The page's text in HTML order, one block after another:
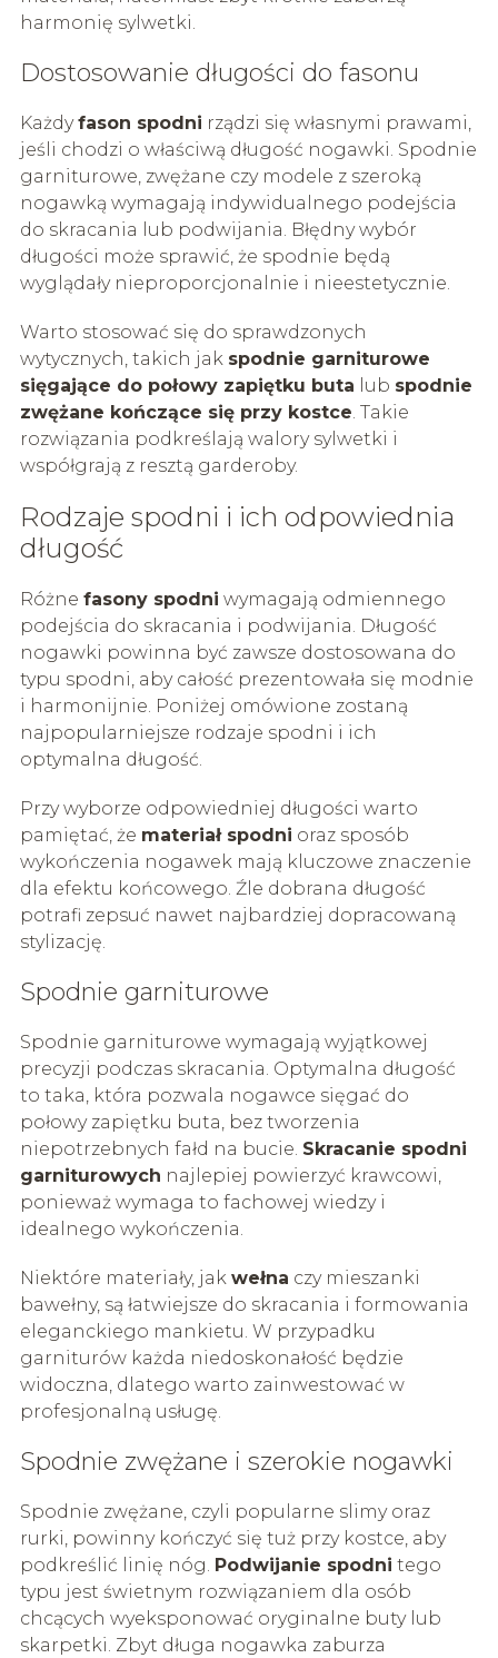
harmonię sylwetki.
Dostosowanie długości do fasonu
Każdyfason spodni rządzi się własnymi prawami,
jeśli chodzi o właściwą długość nogawki. Spodnie
garniturowe, zwężane czy modele z szeroką
nogawką wymagają indywidualnego podejścia
do skracania lub podwijania. Błędny wybór
długości może sprawić, że spodnie będą
wyglądały nieproporcjonalnie i nieestetycznie.
Warto stosować się do sprawdzonych
wytycznych, takich jak spodnie garniturowe
sięgające do połowy zapiętku buta lub spodnie
zwężane kończące się przy kostce. Takie
rozwiązania podkreślają walory sylwetki i
współgrają z resztą garderoby.
Rodzaje spodni i ich odpowiednia
długość
Różne fasony spodni wymagają odmiennego
podejścia do skracania i podwijania. Długość
nogawki powinna być zawsze dostosowana do
typu spodni, aby całość prezentowała się modnie
i harmonijnie. Poniżej omówione zostaną
najpopularniejsze rodzaje spodni i ich
optymalna długość.
Przy wyborze odpowiedniej długości warto
pamiętać, że materiał spodni oraz sposób
wykończenia nogawek mają kluczowe znaczenie
dla efektu końcowego. Źle dobrana długość
potrafi zepsuć nawet najbardziej dopracowaną
stylizację.
Spodnie garniturowe
Spodnie garniturowe wymagają wyjątkowej
precyzji podczas skracania. Optymalna długość
to taka, która pozwala nogawce sięgać do
połowy zapiętku buta, bez tworzenia
niepotrzebnych fałd na bucie. Skracanie spodni
garniturowych najlepiej powierzyć krawcowi,
ponieważ wymaga to fachowej wiedzy i
idealnego wykończenia.
Niektóre materiały, jak wełna czy mieszanki
bawełny, są łatwiejsze do skracania i formowania
eleganckiego mankietu. W przypadku
garniturów każda niedoskonałość będzie
widoczna, dlatego warto zainwestować w
profesjonalną usługę.
Spodnie zwężane i szerokie nogawki
Spodnie zwężane, czyli popularne slimy oraz
rurki, powinny kończyć się tuż przy kostce, aby
podkreślić linię nóg. Podwijanie spodni tego
typu jest świetnym rozwiązaniem dla osób
chcących wyeksponować oryginalne buty lub
skarpetki. Zbyt długa nogawka zaburza